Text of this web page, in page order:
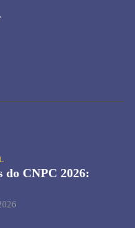
do CNPC 2026: